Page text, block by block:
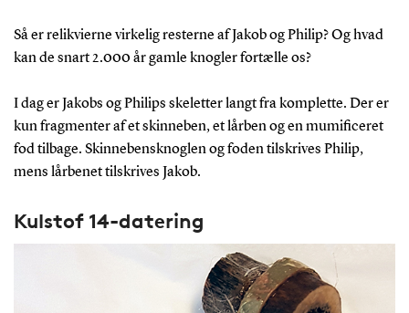
Så er relikvierne virkelig resterne af Jakob og Philip? Og hvad
kan de snart 2.000 år gamle knogler fortælle os?
I dag er Jakobs og Philips skeletter langt fra komplette. Der er
kun fragmenter af et skinneben, et lårben og en mumificeret
fod tilbage. Skinnebensknoglen og foden tilskrives Philip,
mens lårbenet tilskrives Jakob.
Kulstof 14-datering